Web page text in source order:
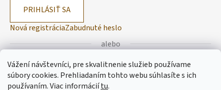
Vážení návštevníci, pre skvalitnenie služieb používame
súbory cookies. Prehliadaním tohto webu súhlasíte s ich
používaním.Viac informáciítu.
PRIHLÁSIŤ SA
Nová registráciaZabudnuté heslo
alebo
Prihlásiť sa cez Facebook